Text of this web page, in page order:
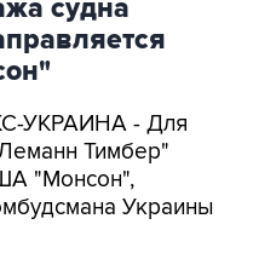
судна
УКРАИНА - Для
Тимбер"
"Монсон",
Украины